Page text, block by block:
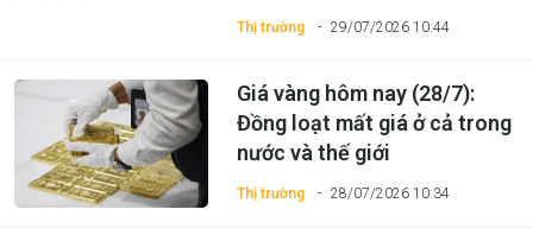
Thị trường 29/07/2026 10:44
Thị trường 28/07/2026 10:34
Giá vàng hôm nay (28/7):
Đồng loạt mất giá ở cả trong
nước và thế giới